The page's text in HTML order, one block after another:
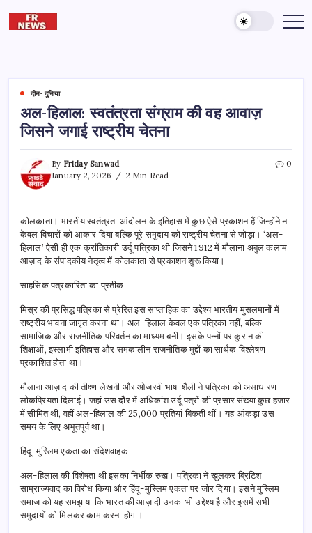
content
Friday
reporter
दुनिया
आख़िरत
पढ़ते
जरूरी
दीन- दुनिया
अल-हिलाल: स्वतंत्रता संग्राम की वह आवाज़
जिसने जगाई राष्ट्रीय चेतना
By Friday Sanwad
January 2, 2026
2 Min Read
0
कोलकाता। भारतीय स्वतंत्रता आंदोलन के इतिहास में कुछ ऐसे प्रकाशन हैं जिन्होंने न
केवल विचारों को आकार दिया बल्कि पूरे समुदाय को राष्ट्रीय चेतना से जोड़ा। ‘अल-
हिलाल’ ऐसी ही एक क्रांतिकारी उर्दू पत्रिका थी जिसने 1912 में मौलाना अबुल कलाम
आज़ाद के संपादकीय नेतृत्व में कोलकाता से प्रकाशन शुरू किया।
साहसिक पत्रकारिता का प्रतीक
मिस्र की प्रसिद्ध पत्रिका से प्रेरित इस साप्ताहिक का उद्देश्य भारतीय मुसलमानों में
राष्ट्रीय भावना जागृत करना था। अल-हिलाल केवल एक पत्रिका नहीं, बल्कि
सामाजिक और राजनीतिक परिवर्तन का माध्यम बनी। इसके पन्नों पर कुरान की
शिक्षाओं, इस्लामी इतिहास और समकालीन राजनीतिक मुद्दों का सार्थक विश्लेषण
प्रकाशित होता था।
मौलाना आज़ाद की तीक्ष्ण लेखनी और ओजस्वी भाषा शैली ने पत्रिका को असाधारण
लोकप्रियता दिलाई। जहां उस दौर में अधिकांश उर्दू पत्रों की प्रसार संख्या कुछ हजार
में सीमित थी, वहीं अल-हिलाल की 25,000 प्रतियां बिकती थीं। यह आंकड़ा उस
समय के लिए अभूतपूर्व था।
हिंदू-मुस्लिम एकता का संदेशवाहक
अल-हिलाल की विशेषता थी इसका निर्भीक रुख। पत्रिका ने खुलकर ब्रिटिश
साम्राज्यवाद का विरोध किया और हिंदू-मुस्लिम एकता पर जोर दिया। इसने मुस्लिम
समाज को यह समझाया कि भारत की आज़ादी उनका भी उद्देश्य है और इसमें सभी
समुदायों को मिलकर काम करना होगा।